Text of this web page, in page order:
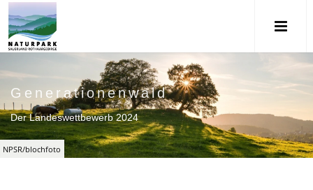
NPSR/blochfoto
Generationenwald
Der Landeswettbewerb 2024